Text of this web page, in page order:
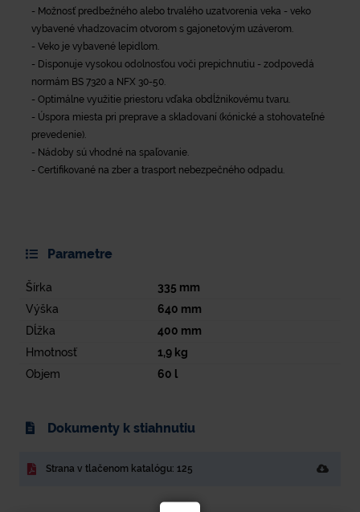
- Možnosť predbežného alebo trvalého uzatvorenia veka - veko
vybavené vhadzovacím otvorom s gajonetovým uzáverom.
- Veko je vybavené lepidlom.
- Disponuje vysokou odolnosťou voči prepichnutiu - zodpovedá
normám BS 7320 a NFX 30-50.
- Optimálne využitie priestoru vďaka obdĺžnikovému tvaru.
- Úspora miesta pri preprave a skladovaní (kónické a stohovateľné
prevedenie).
- Nádoby sú vhodné na spaľovanie.
- Certifikované na zber a trasport nebezpečného odpadu.
Parametre
Šírka 335 mm
Výška
640 mm
Dĺžka
400 mm
Hmotnosť
1,9kg
Objem
60 l
Dokumenty k stiahnutiu
Strana v tlačenom katalógu: 125